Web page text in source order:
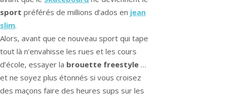
sport préférés de millions d’ados en jean
slim.
Alors, avant que ce nouveau sport qui tape
tout là n’envahisse les rues et les cours
d’école, essayer la brouette freestyle …
et ne soyez plus étonnés si vous croisez
des maçons faire des heures sups sur les